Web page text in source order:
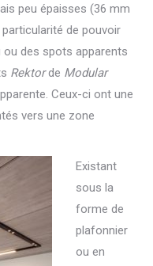
peu épaisses (36 mm
particularité de pouvoir
ou des spots apparents
Rektorde Modular
Ceux-ci ont une
vers une zone
Existant
sous la
forme de
plafonnier
ou en